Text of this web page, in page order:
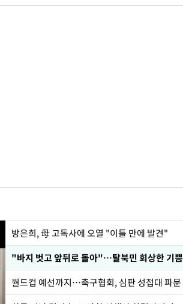
방은희, 母 고독사에 오열 "이틀 만에 발견"
월드컵 예선까지…축구협회, 심판 성접대 파문